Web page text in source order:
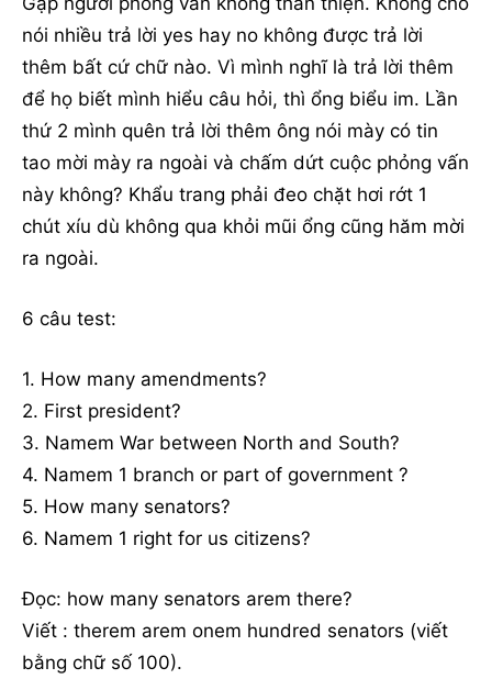
nói nhiều trả lời yes hay no không được trả lời
thêm bất cứ chữ nào. Vì mình nghĩ là trả lời thêm
để họ biết mình hiểu câu hỏi, thì ổng biểu im. Lần
thứ 2 mình quên trả lời thêm ông nói mày có tin
tao mời mày ra ngoài và chấm dứt cuộc phỏng vấn
này không? Khẩu trang phải đeo chặt hơi rớt 1
chút xíu dù không qua khỏi mũi ổng cũng hăm mời
ra ngoài.
6 câu test:
1. How many amendments?
2. First president?
3. Namem War between North and South?
4. Namem 1 branch or part of government ?
5. How many senators?
6. Namem 1 right for us citizens?
Đọc: how many senators arem there?
Viết : therem arem onem hundred senators (viết
bằng chữ số 100).